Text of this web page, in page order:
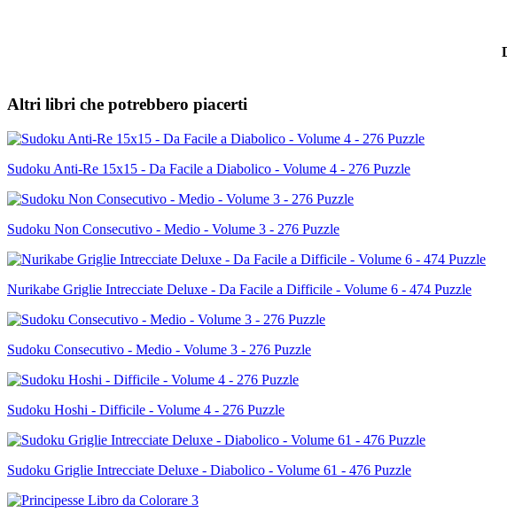
Altri libri che potrebbero piacerti
Sudoku Anti-Re 15x15 - Da Facile a Diabolico - Volume 4 - 276 Puzzle
Sudoku Non Consecutivo - Medio - Volume 3 - 276 Puzzle
Nurikabe Griglie Intrecciate Deluxe - Da Facile a Difficile - Volume 6 - 474 Puzzle
Sudoku Consecutivo - Medio - Volume 3 - 276 Puzzle
Sudoku Hoshi - Difficile - Volume 4 - 276 Puzzle
Sudoku Griglie Intrecciate Deluxe - Diabolico - Volume 61 - 476 Puzzle